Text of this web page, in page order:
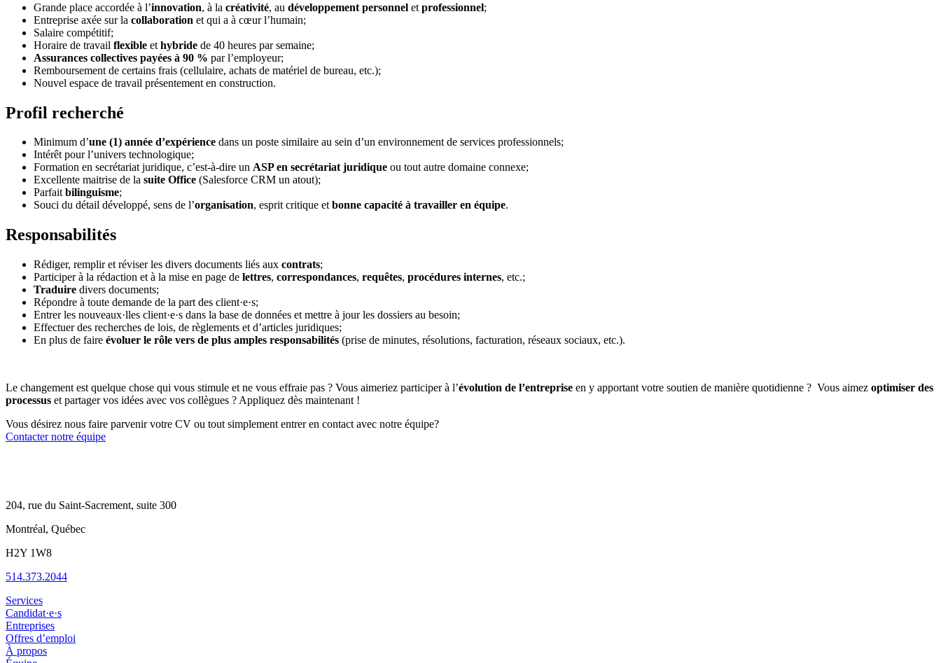
Grande place accordée à l’innovation, à la créativité, au développement personnel et professionnel;
Entreprise axée sur la collaboration et qui a à cœur l’humain;
Salaire compétitif;
Horaire de travail flexible et hybride de 40 heures par semaine;
Assurances collectives payées à 90 % par l’employeur;
Remboursement de certains frais (cellulaire, achats de matériel de bureau, etc.);
Nouvel espace de travail présentement en construction.
Profil recherché
Minimum d’une (1) année d’expérience dans un poste similaire au sein d’un environnement de services professionnels;
Intérêt pour l’univers technologique;
Formation en secrétariat juridique, c’est-à-dire un ASP en secrétariat juridique ou tout autre domaine connexe;
Excellente maitrise de la suite Office (Salesforce CRM un atout);
Parfaitbilinguisme;
Souci du détail développé, sens de l’organisation, esprit critique etbonne capacité à travailler en équipe.
Responsabilités
Rédiger, remplir et réviser les divers documents liés aux contrats;
Participer à la rédaction et à la mise en page de lettres, correspondances, requêtes, procédures internes, etc.;
Traduire divers documents;
Répondre à toute demande de la part des client·e·s;
Entrer les nouveaux·lles client·e·s dans la base de données et mettre à jour les dossiers au besoin;
Effectuer des recherches de lois, de règlements et d’articles juridiques;
En plus de faire évoluer le rôle vers de plus amples responsabilités (prise de minutes, résolutions, facturation, réseaux sociaux, etc.).
Le changement est quelque chose qui vous stimule et ne vous effraie pas ? Vous aimeriez participer à l’évolution de l’entreprise en y apportant votre soutien de manière quotidienne ? Vous aimez optimiser des
processus et partager vos idées avec vos collègues ? Appliquez dès maintenant !
Vous désirez nous faire parvenir votre CV ou tout simplement entrer en contact avec notre équipe?
Contacter notre équipe
204, rue du Saint-Sacrement, suite 300
Montréal, Québec
H2Y 1W8
514.373.2044
Services
Candidat·e·s
Entreprises
Offres d’emploi
À propos